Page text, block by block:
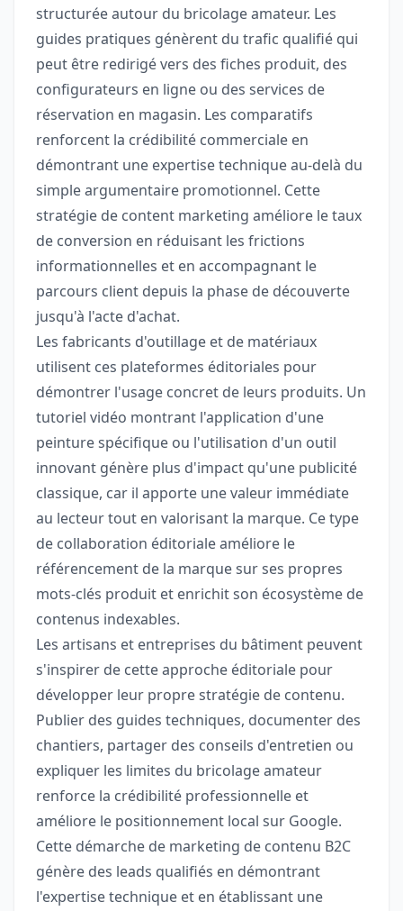
structurée autour du bricolage amateur. Les
guides pratiques génèrent du trafic qualifié qui
peut être redirigé vers des fiches produit, des
configurateurs en ligne ou des services de
réservation en magasin. Les comparatifs
renforcent la crédibilité commerciale en
démontrant une expertise technique au-delà du
simple argumentaire promotionnel. Cette
stratégie de content marketing améliore le taux
de conversion en réduisant les frictions
informationnelles et en accompagnant le
parcours client depuis la phase de découverte
jusqu'à l'acte d'achat.
Les fabricants d'outillage et de matériaux
utilisent ces plateformes éditoriales pour
démontrer l'usage concret de leurs produits. Un
tutoriel vidéo montrant l'application d'une
peinture spécifique ou l'utilisation d'un outil
innovant génère plus d'impact qu'une publicité
classique, car il apporte une valeur immédiate
au lecteur tout en valorisant la marque. Ce type
de collaboration éditoriale améliore le
référencement de la marque sur ses propres
mots-clés produit et enrichit son écosystème de
contenus indexables.
Les artisans et entreprises du bâtiment peuvent
s'inspirer de cette approche éditoriale pour
développer leur propre stratégie de contenu.
Publier des guides techniques, documenter des
chantiers, partager des conseils d'entretien ou
expliquer les limites du bricolage amateur
renforce la crédibilité professionnelle et
améliore le positionnement local sur Google.
Cette démarche de marketing de contenu B2C
génère des leads qualifiés en démontrant
l'expertise technique et en établissant une